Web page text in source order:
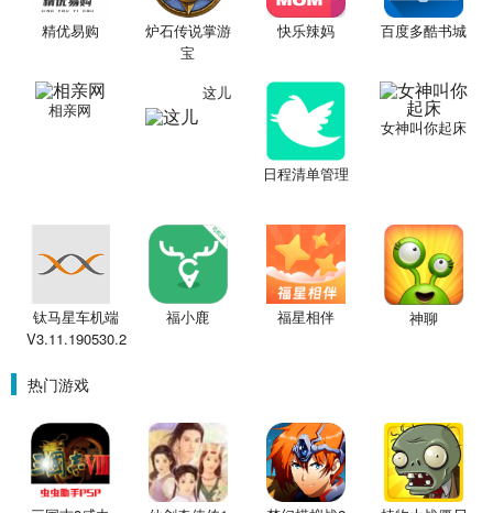
精优易购
炉石传说掌游
宝
快乐辣妈 百度多酷书城
相亲网
这儿
日程清单管理
女神叫你起床
钛马星车机端
V3.11.190530.2
福小鹿 福星相伴 神聊
热门游戏